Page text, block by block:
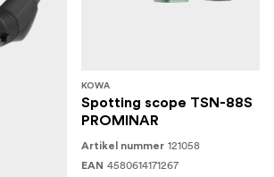
KOWA
Spotting scope TSN-88S
PROMINAR
Artikel nummer 121058
EAN 4580614171267